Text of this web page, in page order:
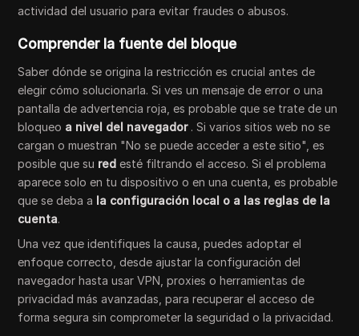
actividad del usuario para evitar fraudes o abusos.
Comprender la fuente del bloque
Saber dónde se origina la restricción es crucial antes de
elegir cómo solucionarla. Si ves un mensaje de error o una
pantalla de advertencia roja, es probable que se trate de un
bloqueo a nivel del navegador. Si varios sitios web no se
cargan o muestran "No se puede acceder a este sitio", es
posible que su red esté filtrando el acceso. Si el problema
aparece solo en tu dispositivo o en una cuenta, es probable
que se deba a la configuración local o a las reglas de la
cuenta.
Una vez que identifiques la causa, puedes adoptar el
enfoque correcto, desde ajustar la configuración del
navegador hasta usar VPN, proxies o herramientas de
privacidad más avanzadas, para recuperar el acceso de
forma segura sin comprometer la seguridad o la privacidad.